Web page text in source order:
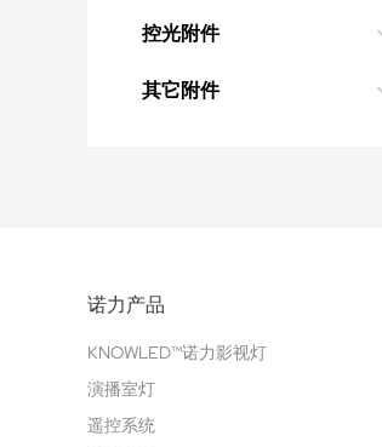
控光附件
其它附件
诺力产品
KNOWLED™诺力影视灯
演播室灯
遥控系统